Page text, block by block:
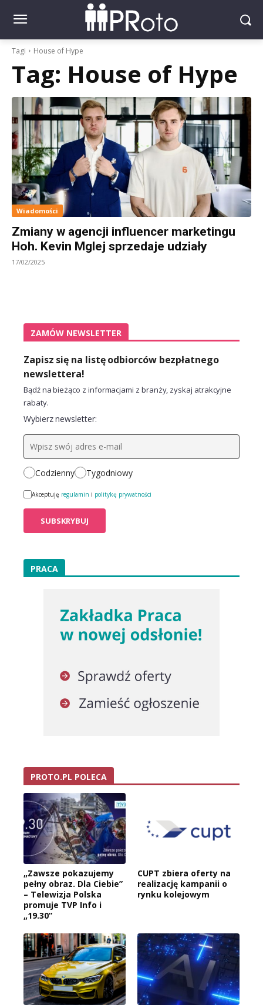
Tagi House of Hype
Tag: House of Hype
Wiadomości
Zmiany w agencji influencer marketingu
Hoh. Kevin Mglej sprzedaje udziały
17/02/2025
ZAMÓW NEWSLETTER
Zapisz się na listę odbiorców bezpłatnego
newslettera!
Bądź na bieżąco z informacjami z branży, zyskaj atrakcyjne
rabaty.
Wybierz newsletter:
Codzienny Tygodniowy
Akceptuję regulamin i politykę prywatności
PRACA
PROTO.PL POLECA
„Zawsze pokazujemy
pełny obraz. Dla Ciebie”
– Telewizja Polska
promuje TVP Info i
„19.30”
CUPT zbiera oferty na
realizację kampanii o
rynku kolejowym